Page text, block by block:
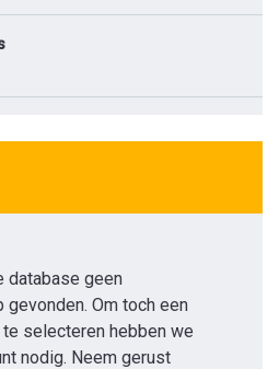
database geen
gevonden. Om toch een
selecteren hebben we
nodig. Neem gerust